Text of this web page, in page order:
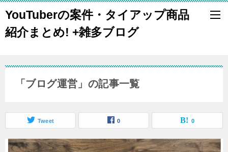
YouTuberの案件・タイアップ商品
紹介まとめ! +雑多ブログ
「ブログ運営」の記事一覧
Tweet 0 0